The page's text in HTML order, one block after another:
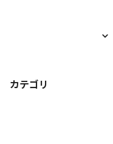
カテゴリ